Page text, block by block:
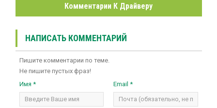
Комментарии К Драйверу
НАПИСАТЬ КОММЕНТАРИЙ
Пишите комментарии по теме.
Не пишите пустых фраз!
Имя *
Email *